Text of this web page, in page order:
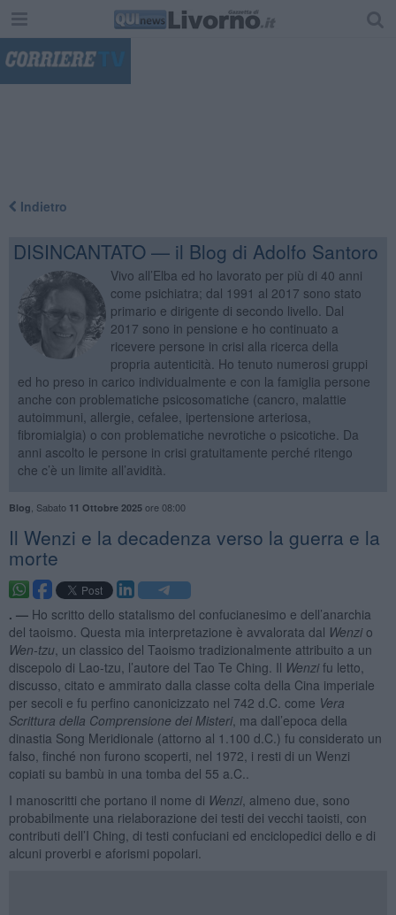
Indietro
DISINCANTATO — il Blog di Adolfo Santoro
Vivo all’Elba ed ho lavorato per più di 40 anni
come psichiatra; dal 1991 al 2017 sono stato
primario e dirigente di secondo livello. Dal
2017 sono in pensione e ho continuato a
ricevere persone in crisi alla ricerca della
propria autenticità. Ho tenuto numerosi gruppi
ed ho preso in carico individualmente e con la famiglia persone
anche con problematiche psicosomatiche (cancro, malattie
autoimmuni, allergie, cefalee, ipertensione arteriosa,
fibromialgia) o con problematiche nevrotiche o psicotiche. Da
anni ascolto le persone in crisi gratuitamente perché ritengo
che c’è un limite all’avidità.
Blog Sabato 11 Ottobre 2025ore 08:00
Il Wenzi e la decadenza verso la guerra e la
morte
. — Ho scritto dello statalismo del confucianesimo e dell’anarchia
del taoismo. Questa mia interpretazione è avvalorata dal Wenzio
Wen-tzu, un classico del Taoismo tradizionalmente attribuito a un
discepolo di Lao-tzu, l’autore del Tao Te Ching. Il Wenzifu letto,
discusso, citato e ammirato dalla classe colta della Cina imperiale
per secoli e fu perfino canonicizzato nel 742 d.C. come Vera
Scrittura della Comprensione dei Misteri, ma dall’epoca della
dinastia Song Meridionale (attorno al 1.100 d.C.) fu considerato un
falso, finché non furono scoperti, nel 1972, i resti di un Wenzi
copiati su bambù in una tomba del 55 a.C..
I manoscritti che portano il nome di Wenzi, almeno due, sono
probabilmente una rielaborazione dei testi dei vecchi taoisti, con
contributi dell’I Ching, di testi confuciani ed enciclopedici dello e di
alcuni proverbi e aforismi popolari.